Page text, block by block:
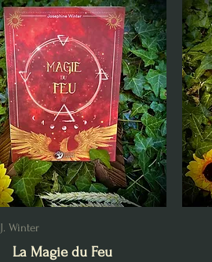
J. Winter
La Magie du Feu